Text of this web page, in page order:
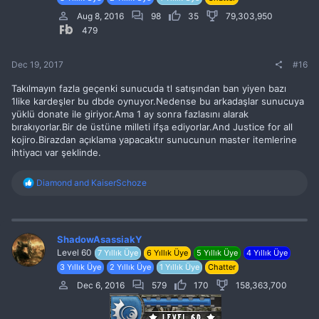
Aug 8, 2016 98 35
79,303,950
479
Dec 19, 2017 #16
Takılmayın fazla geçenki sunucuda tl satışından ban yiyen bazı
1like kardeşler bu dbde oynuyor.Nedense bu arkadaşlar sunucuya
yüklü donate ile giriyor.Ama 1 ay sonra fazlasını alarak
bırakıyorlar.Bir de üstüne milleti ifşa ediyorlar.And Justice for all
kojiro.Birazdan açıklama yapacaktır sunucunun master itemlerine
ihtiyacı var şeklinde.
R
c
i
o
n
Diamond and KaiserSchoze
ShadowAsassiakY
Level 60 7 Yıllık Üye 6 Yıllık Üye 5 Yıllık Üye
4 Yıllık Üye
3 Yıllık Üye
2 Yıllık Üye 1 Yıllık Üye Chatter
Dec 6, 2016 579 170 158,363,700